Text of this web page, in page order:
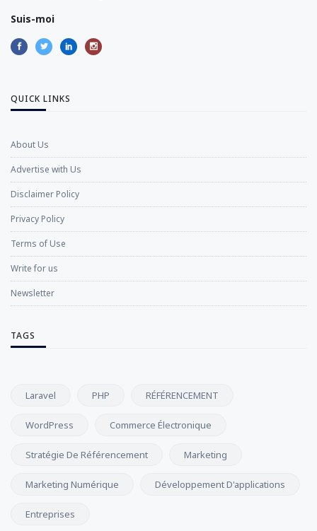
Suis-moi
QUICK LINKS
About Us
Advertise with Us
Disclaimer Policy
Privacy Policy
Terms of Use
Write for us
Newsletter
TAGS
Laravel PHP RÉFÉRENCEMENT
WordPress Commerce Électronique
Stratégie De Référencement Marketing
Marketing Numérique Développement D'applications
Entreprises